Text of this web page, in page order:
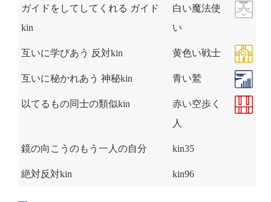
ガイドをしてしてくれる ガイド
kin
白い魔法使
い
互いに学びあう 反対kin 黄色い戦士
互いに秘かれあう 神秘kin 青い鷲
以てるもの同士の類似kin
赤い空歩く
人
鏡の向こうのもう一人の自分 kin35
絶対反対kin kin96